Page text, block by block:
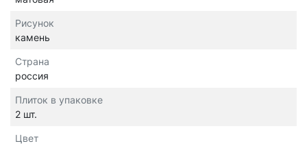
Рисунок
камень
Страна
россия
Плиток в упаковке
2 шт.
Цвет